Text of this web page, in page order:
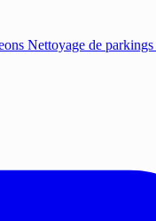
Nettoyage de parkings